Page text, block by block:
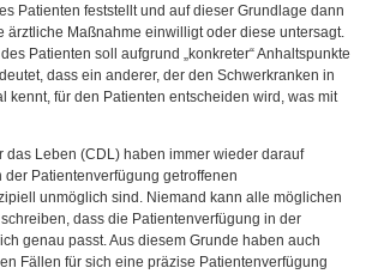
Patienten feststellt und auf dieser Grundlage dann
ärztliche Maßnahme einwilligt oder diese untersagt.
Patienten soll aufgrund „konkreter“ Anhaltspunkte
dass ein anderer, der den Schwerkranken in
kennt, für den Patienten entscheiden wird, was mit
das Leben (CDL) haben immer wieder darauf
Patientenverfügung getroffenen
unmöglich sind. Niemand kann alle möglichen
dass die Patientenverfügung in der
genau passt. Aus diesem Grunde haben auch
Fällen für sich eine präzise Patientenverfügung